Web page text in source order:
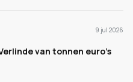
9 jul 2026
van tonnen euro's